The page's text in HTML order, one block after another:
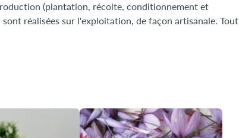
(plantation, récolte, conditionnement et
réalisées sur l'exploitation, de façon artisanale. Tout